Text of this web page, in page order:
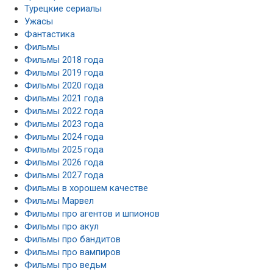
Турецкие сериалы
Ужасы
Фантастика
Фильмы
Фильмы 2018 года
Фильмы 2019 года
Фильмы 2020 года
Фильмы 2021 года
Фильмы 2022 года
Фильмы 2023 года
Фильмы 2024 года
Фильмы 2025 года
Фильмы 2026 года
Фильмы 2027 года
Фильмы в хорошем качестве
Фильмы Марвел
Фильмы про агентов и шпионов
Фильмы про акул
Фильмы про бандитов
Фильмы про вампиров
Фильмы про ведьм